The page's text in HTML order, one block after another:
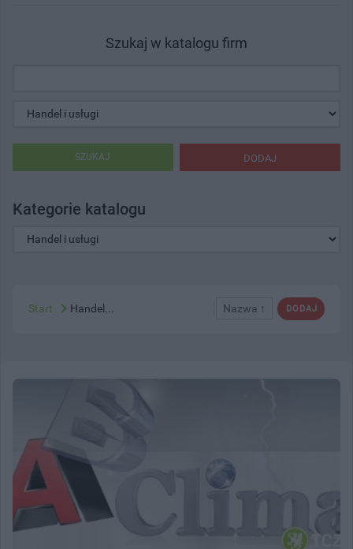
Szukaj w katalogu firm
DODAJ
SZUKAJ
Kategorie katalogu
DODAJ
Nazwa ↑
Start Handel...